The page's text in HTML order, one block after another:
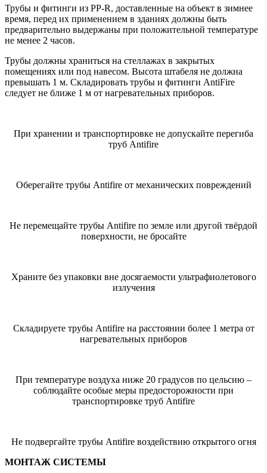
Трубы и фитинги из PP-R, доставленные на объект в зимнее
время, перед их применением в зданиях должны быть
предварительно выдержаны при положительной температуре
не менее 2 часов.
Трубы должны храниться на стеллажах в закрытых
помещениях или под навесом. Высота штабеля не должна
превышать 1 м. Складировать трубы и фитинги AntiFire
следует не ближе 1 м от нагревательных приборов.
При хранении и транспортировке не допускайте перегиба
труб Antifire
Оберегайте трубы Antifire от механических повреждений
Не перемещайте трубы Antifire по земле или другой твёрдой
поверхности, не бросайте
Храните без упаковки вне досягаемости ультрафиолетового
излучения
Складируете трубы Antifire на расстоянии более 1 метра от
нагревательных приборов
При температуре воздуха ниже 20 градусов по цельсию –
соблюдайте особые меры предосторожности при
транспортировке труб Antifire
Не подвергайте трубы Antifire воздействию открытого огня
МОНТАЖ СИСТЕМЫ